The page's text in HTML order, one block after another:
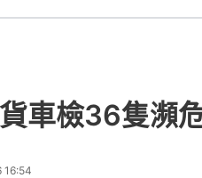
車檢36隻
16:54